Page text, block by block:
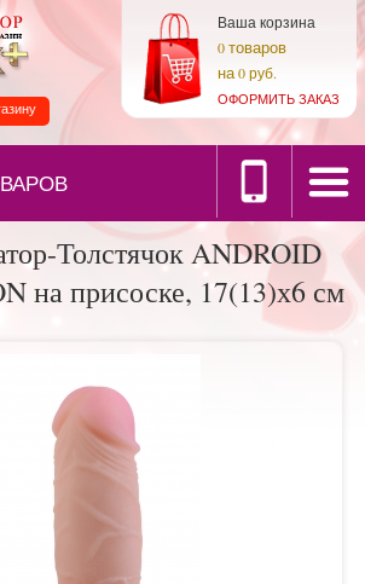
Ваша корзина
0товаров
на0 руб.
ОФОРМИТЬ ЗАКАЗ
Толстячок ANDROID
на присоске, 17(13)х6 см